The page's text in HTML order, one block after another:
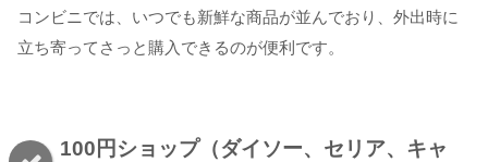
コンビニでは、いつでも新鮮な商品が並んでおり、外出時に
立ち寄ってさっと購入できるのが便利です。
100円ショップ（ダイソー、セリア、キャ